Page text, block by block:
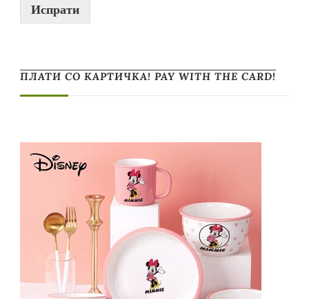
Испрати
ПЛАТИ СО КАРТИЧКА! PAY WITH THE CARD!